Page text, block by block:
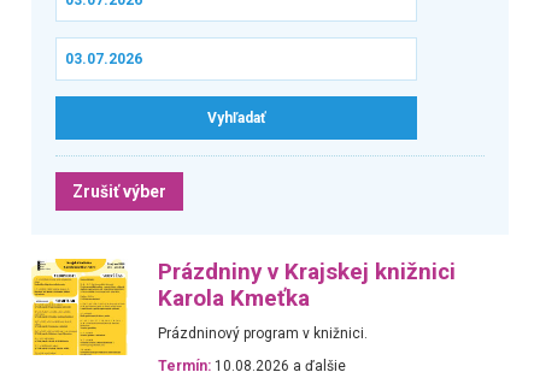
Zrušiť výber
Prázdniny v Krajskej knižnici
Karola Kmeťka
Prázdninový program v knižnici.
Termín: 10.08.2026 a ďalšie